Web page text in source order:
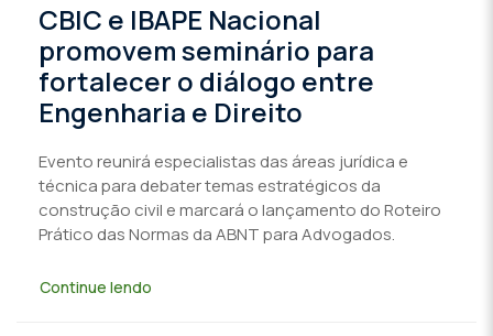
CBIC e IBAPE Nacional
promovem seminário para
fortalecer o diálogo entre
Engenharia e Direito
Evento reunirá especialistas das áreas jurídica e
técnica para debater temas estratégicos da
construção civil e marcará o lançamento do Roteiro
Prático das Normas da ABNT para Advogados.
Continue lendo